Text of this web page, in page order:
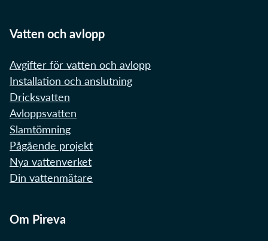
Vatten och avlopp
Avgifter för vatten och avlopp
Installation och anslutning
Dricksvatten
Avloppsvatten
Slamtömning
Pågående projekt
Nya vattenverket
Din vattenmätare
Om Pireva